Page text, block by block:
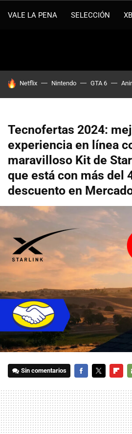
VALE LA PENA SELECCIÓN
HOY SE HABLA DE
Netflix Nintendo GTA 6
Tecnofertas 2024:
experiencia en línea
maravilloso Kit de
que está con más del
descuento en
Sin comentarios